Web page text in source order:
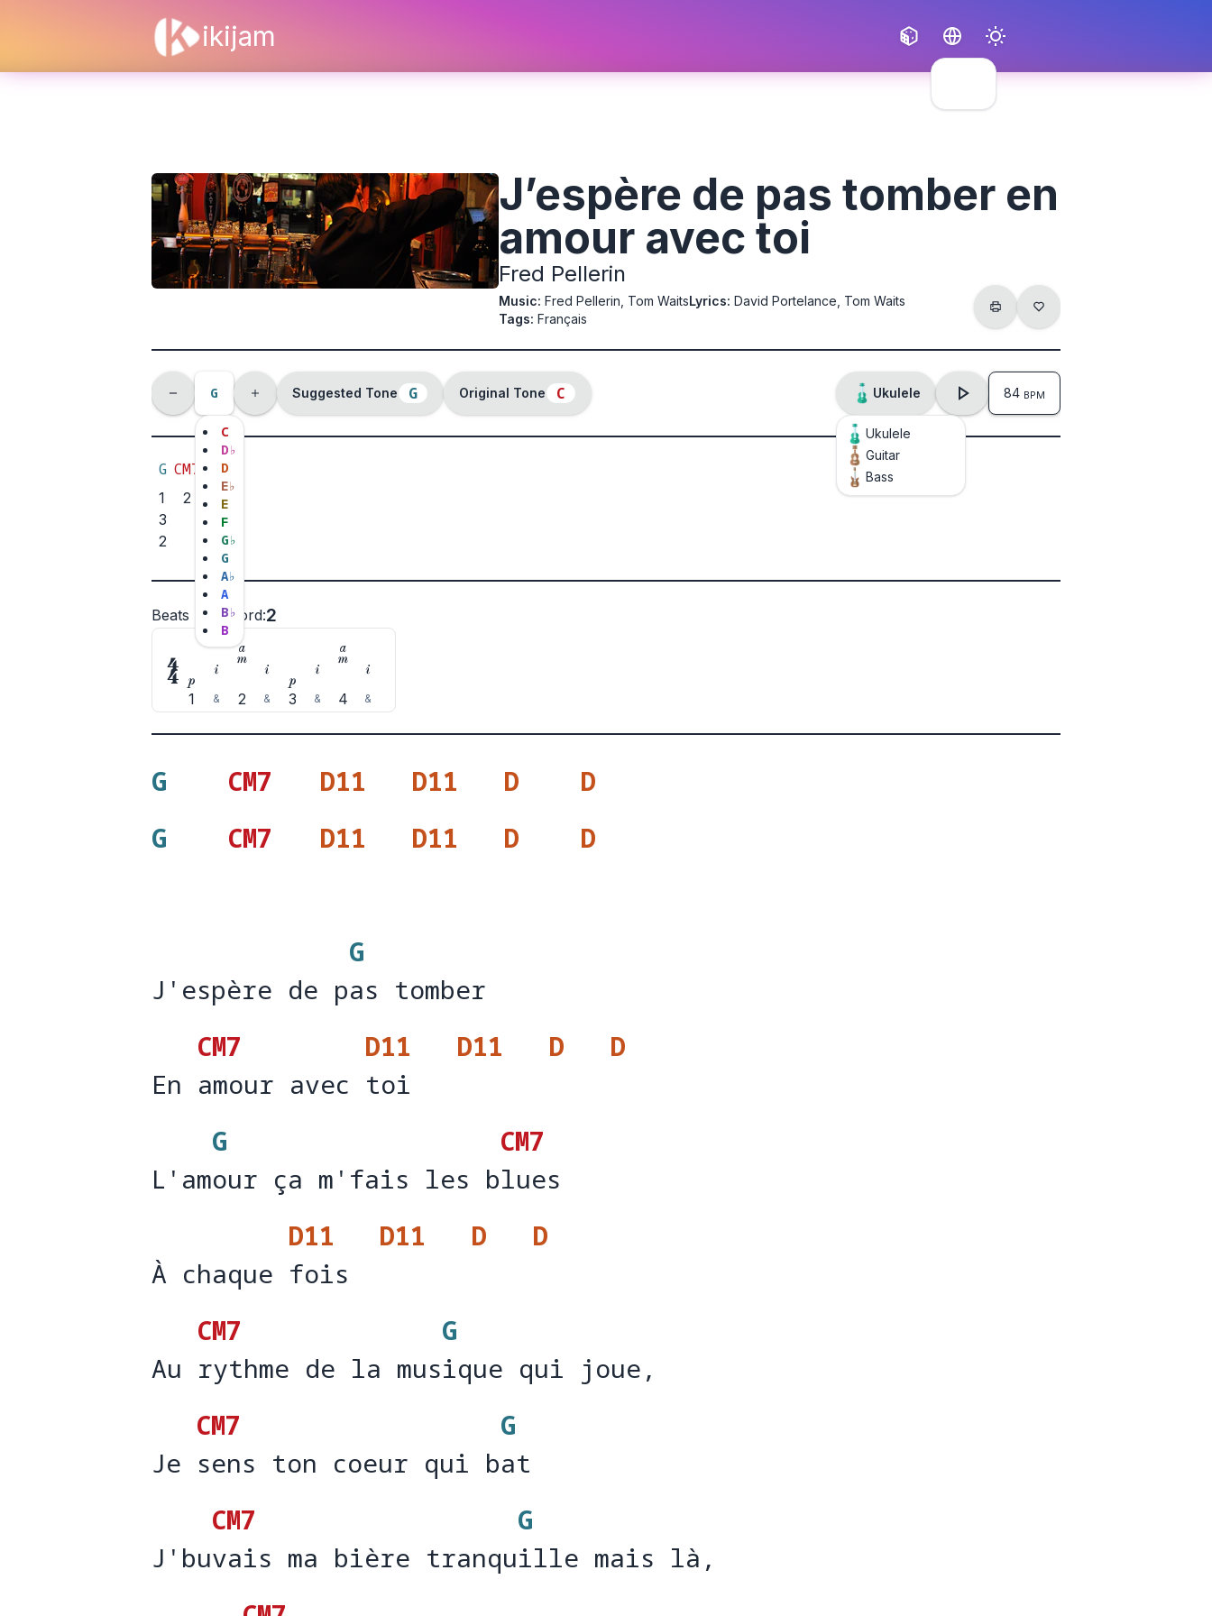
ikijam
J’espère de pas tomber en
amour avec toi
Fred Pellerin
Music: Fred Pellerin, Tom WaitsLyrics: David Portelance, Tom Waits
Tags: Français
G
C
D♭
D
E♭
E
F
G♭
G
A♭
A
B♭
B
Suggested Tone G Original Tone C Ukulele
Ukulele
Guitar
Bass
84 BPM
G
1
3
2
CM7
2
D11
3
Beats per chord:2
 









1 & 2 & 3 & 4 &
G CM7 D11 D11 D
D
G
CM7 D11 D11 D D
J'espère de p
G
as tomber
J'espère de pas tomber
En
CM7
amour avec
D11
toi
D11 D
D
En amour avec toi
L'am
G
our ça m'fais les b
CM7
lue
L'amour ça m'fais les blues
À chaque
D11
fois
D11 D
D
À chaque fois
Au
CM7
rythme de la mus
G
ique qui joue,
Au rythme de la musique qui joue,
Je
CM7
sens ton coeur qui b
G
at
Je sens ton coeur qui bat
J'bu
CM7
vais ma bière tranqu
G
ille mais là,
J'buvais ma bière tranquille mais là,